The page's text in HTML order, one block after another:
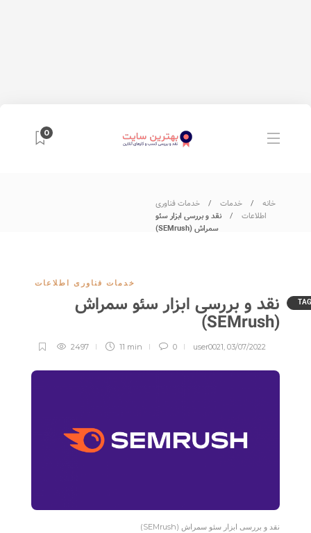
0
خانه خدمات
خدمات فناوری
اطلاعات
نقد و بررسی ابزار سئو
سمراش (SEMrush)
خدمات فناوری اطلاعات
نقد و بررسی ابزار سئو سمراش
(SEMrush)
user0021, 03/07/2022
0
11 min
2497
نقد و بررسی ابزار سئو سمراش (SEMrush)